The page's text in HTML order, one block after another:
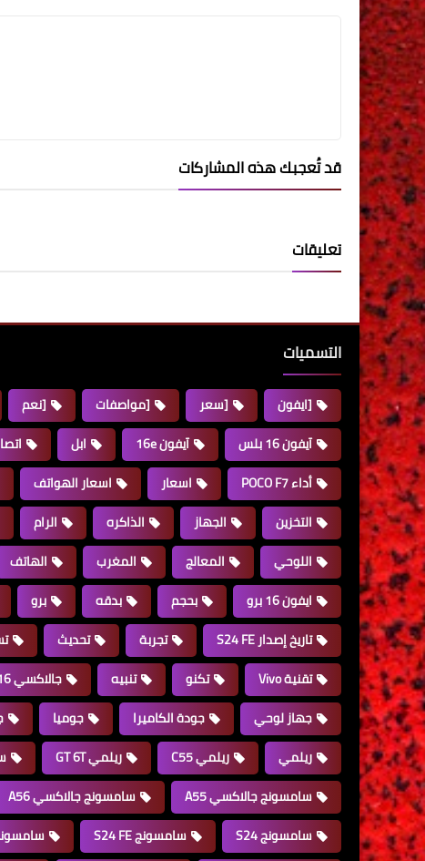
قد تُعجبك هذه المشاركات
تعليقات
التسميات
[ايفون [سعر [مواصفات [نعم
آيفون 16 بلس
آيفون 16e ابل
أداء POCO F7
اسعار اسعار الهواتف
التخزين
الجهاز الذاكره الرام
اللوحي
المعالج المغرب الهاتف
ايفون 16 برو
بحجم بدقه برو
تاريخ إصدار S24 FE
تجربة تحديث
تقنية Vivo
تكنو تنبيه جالاكسي A16
جهاز لوحي
جودة الكاميرا جوميا
ريلمي
ريلمي C55 ريلمي GT 6T
سامسونج جالاكسي A55
سامسونج جالاكسي A56
سامسونج S24
سامسونج S24 FE